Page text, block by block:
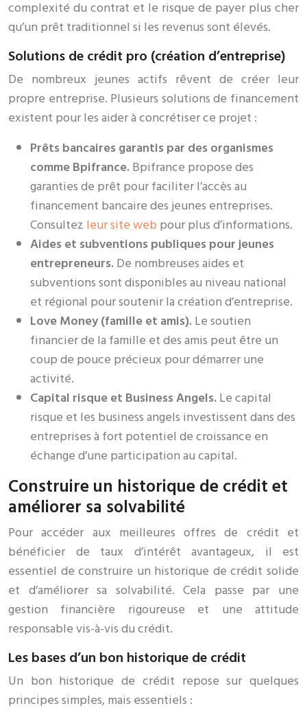
complexité du contrat et le risque de payer plus cher
qu’un prêt traditionnel si les revenus sont élevés.
Solutions de crédit pro (création d’entreprise)
De nombreux jeunes actifs rêvent de créer leur
propre entreprise. Plusieurs solutions de financement
existent pour les aider à concrétiser ce projet :
Prêts bancaires garantis par des organismes
comme Bpifrance.Bpifrance propose des
garanties de prêt pour faciliter l’accès au
financement bancaire des jeunes entreprises.
Consultez leur site web pour plus d’informations.
Aides et subventions publiques pour jeunes
entrepreneurs.De nombreuses aides et
subventions sont disponibles au niveau national
et régional pour soutenir la création d’entreprise.
Love Money (famille et amis).Le soutien
financier de la famille et des amis peut être un
coup de pouce précieux pour démarrer une
activité.
Capital risque et Business Angels.Le capital
risque et les business angels investissent dans des
entreprises à fort potentiel de croissance en
échange d’une participation au capital.
Construire un historique de crédit et
améliorer sa solvabilité
Pour accéder aux meilleures offres de crédit et
bénéficier de taux d’intérêt avantageux, il est
essentiel de construire un historique de crédit solide
et d’améliorer sa solvabilité. Cela passe par une
gestion financière rigoureuse et une attitude
responsable vis-à-vis du crédit.
Les bases d’un bon historique de crédit
Un bon historique de crédit repose sur quelques
principes simples, mais essentiels :